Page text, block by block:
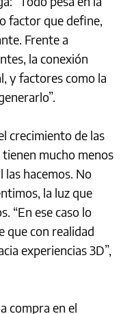
factor que define,
Frente a
la conexión
y factores como la
crecimiento de las
mucho menos
las hacemos. No
la luz que
“En ese caso lo
que con realidad
experiencias 3D”,
compra en el